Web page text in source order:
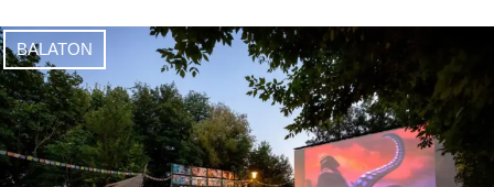
BALATON